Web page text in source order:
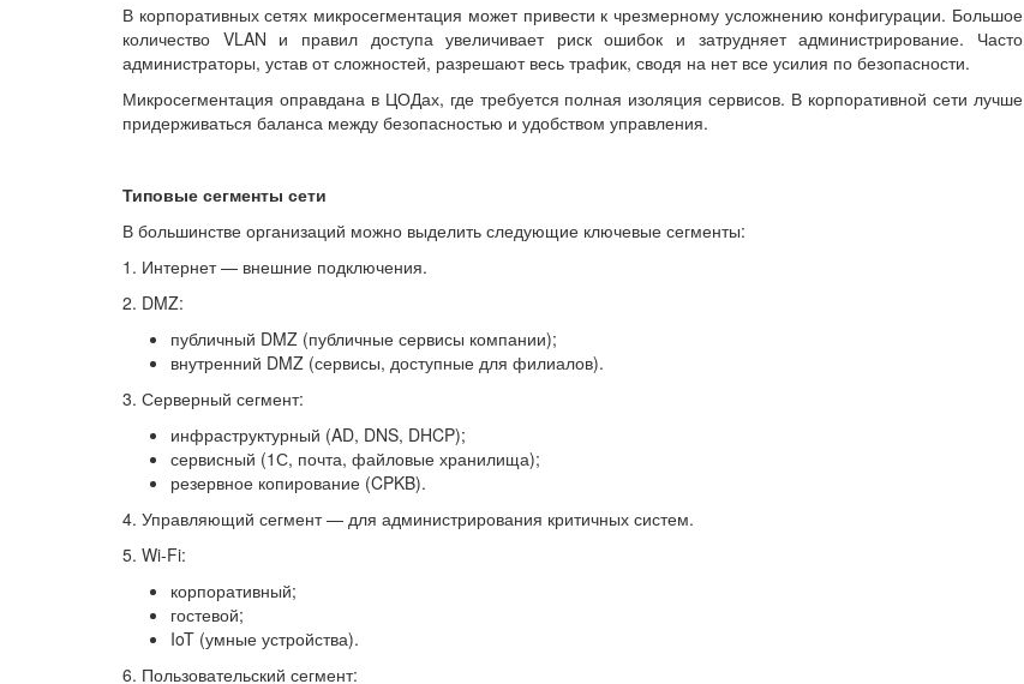
В корпоративных сетях микросегментация может привести к чрезмерному усложнению конфигурации. Большое
количество VLAN и правил доступа увеличивает риск ошибок и затрудняет администрирование. Часто
администраторы, устав от сложностей, разрешают весь трафик, сводя на нет все усилия по безопасности.
Микросегментация оправдана в ЦОДах, где требуется полная изоляция сервисов. В корпоративной сети лучше
придерживаться баланса между безопасностью и удобством управления.
Типовые сегменты сети
В большинстве организаций можно выделить следующие ключевые сегменты:
1. Интернет — внешние подключения.
2. DMZ:
публичный DMZ (публичные сервисы компании);
внутренний DMZ (сервисы, доступные для филиалов).
3. Серверный сегмент:
инфраструктурный (AD, DNS, DHCP);
сервисный (1С, почта, файловые хранилища);
резервное копирование (CPKB).
4. Управляющий сегмент — для администрирования критичных систем.
5. Wi-Fi:
корпоративный;
гостевой;
IoT (умные устройства).
6. Пользовательский сегмент: